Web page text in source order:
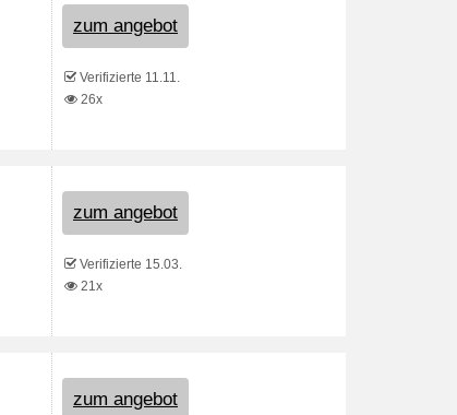
zum angebot
Verifizierte 11.11.
26x
zum angebot
Verifizierte 15.03.
21x
zum angebot